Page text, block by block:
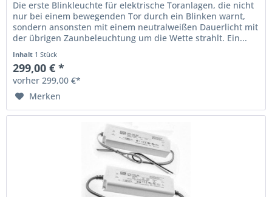
Die erste Blinkleuchte für elektrische Toranlagen, die nicht
nur bei einem bewegenden Tor durch ein Blinken warnt,
sondern ansonsten mit einem neutralweißen Dauerlicht mit
der übrigen Zaunbeleuchtung um die Wette strahlt. Ein...
Inhalt 1 Stück
299,00 € *
vorher 299,00 €*
Merken